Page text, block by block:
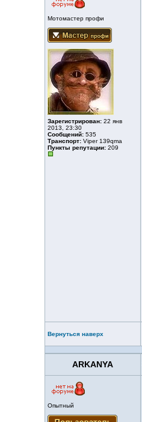
Мотомастер профи
Зарегистрирован: 22 янв
2013, 23:30
Сообщений: 535
Транспорт: Viper 139qmа
Пункты репутации: 209
Вернуться наверх
ARKANYA
Опытный